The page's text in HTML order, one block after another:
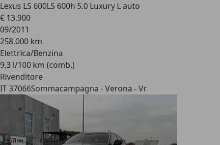
Lexus LS 600LS 600h 5.0 Luxury L auto
€ 13.900
09/2011
258.000 km
Elettrica/Benzina
9,3 l/100 km (comb.)
Rivenditore
IT 37066Sommacampagna - Verona - Vr